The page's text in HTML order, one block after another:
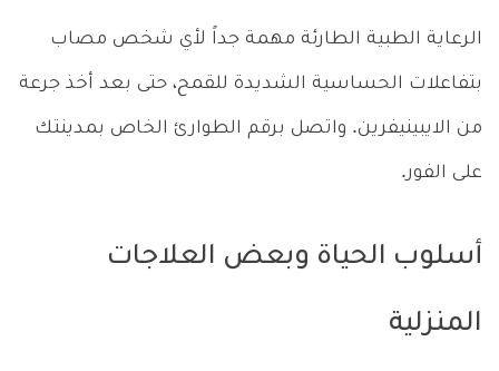
الرعاية الطبية الطارئة مهمة جداً لأي شخص مصاب
بتفاعلات الحساسية الشديدة للقمح، حتى بعد أخذ جرعة
من الايبينيفرين. واتصل برقم الطوارئ الخاص بمدينتك
على الفور.
أسلوب الحياة وبعض العلاجات
المنزلية